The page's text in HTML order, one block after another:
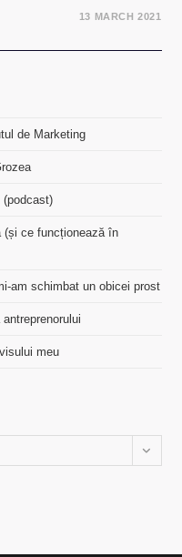
13 MARCH 2021
de Marketing
(podcast)
(și ce funcționează în
am schimbat un obicei prost
meu